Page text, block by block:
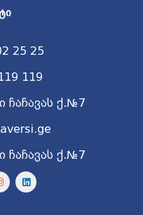
25 25
119
ჩაჩავას ქ.№7
ჩაჩავას ქ.№7